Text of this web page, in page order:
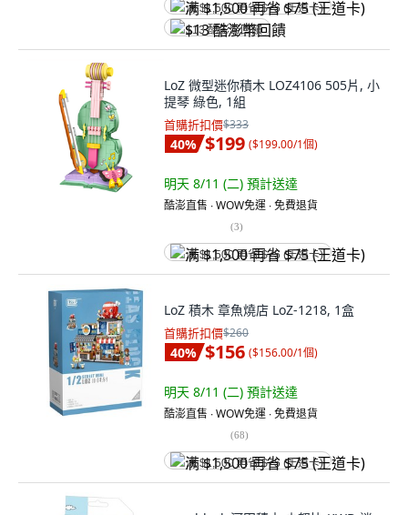
满 $1,500 再省 $75 (王道卡)
$13 酷澎幣回饋
LoZ 微型迷你積木 LOZ4106 505片, 小
提琴 綠色, 1組
首購折扣價$333
40% $199 ($199.00/1個)
明天 8/11 (二) 預計送達
酷澎直售 ∙ WOW免運 ∙ 免費退貨
(3)
满 $1,500 再省 $75 (王道卡)
LoZ 積木 章魚燒店 LoZ-1218, 1盒
首購折扣價$260
40% $156 ($156.00/1個)
明天 8/11 (二) 預計送達
酷澎直售 ∙ WOW免運 ∙ 免費退貨
(68)
满 $1,500 再省 $75 (王道卡)